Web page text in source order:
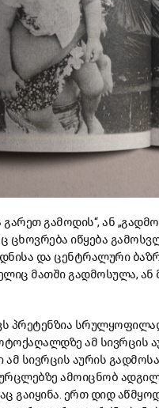
გამოდის“, ან
ცხოვრება იწყება
და ცენტრალური
მათში გადმოსულა,
პრეტენზია
ამ სივრცის
ამ სივრცის აურის
ამოიცნობ
გაიყინა. ერთ დიდ